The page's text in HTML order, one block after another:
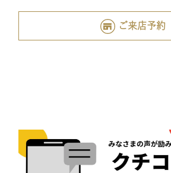
ご来店予約